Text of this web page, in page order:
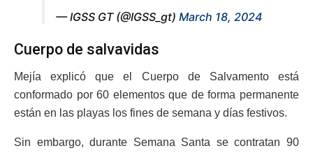
— IGSS GT (@IGSS_gt) March 18, 2024
Cuerpo de salvavidas
Mejía explicó que el Cuerpo de Salvamento está
conformado por 60 elementos que de forma permanente
están en las playas los fines de semana y días festivos.
Sin embargo, durante Semana Santa se contratan 90